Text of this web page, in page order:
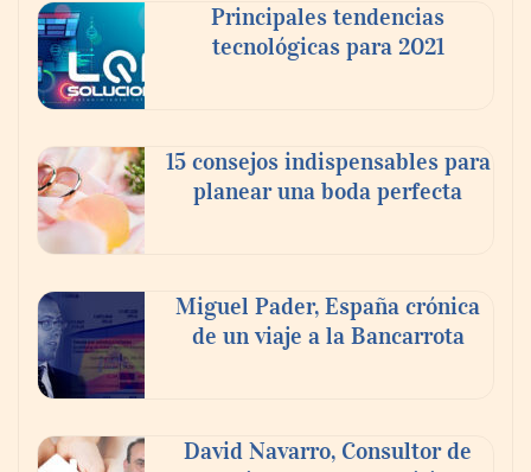
En el Día de la Cerveza, Grupo Modelo
mundo elige para reunirse: 7 de cada 10 la
escogen
compromiso para el eclipse solar del 12 de
agosto
Principales tendencias
tecnológicas para 2021
15 consejos indispensables para
planear una boda perfecta
Miguel Pader, España crónica
de un viaje a la Bancarrota
David Navarro, Consultor de